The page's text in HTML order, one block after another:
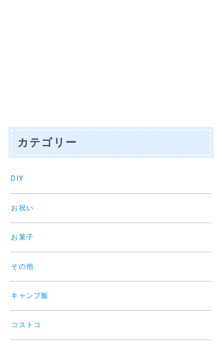
カテゴリー
DIY
お祝い
お菓子
その他
キャンプ飯
コストコ